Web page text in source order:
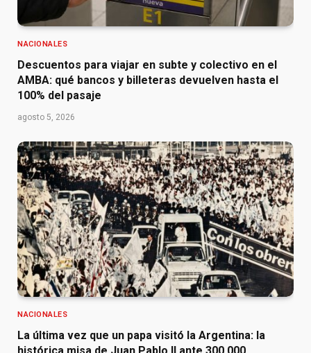
NACIONALES
Descuentos para viajar en subte y colectivo en el
AMBA: qué bancos y billeteras devuelven hasta el
100% del pasaje
agosto 5, 2026
NACIONALES
La última vez que un papa visitó la Argentina: la